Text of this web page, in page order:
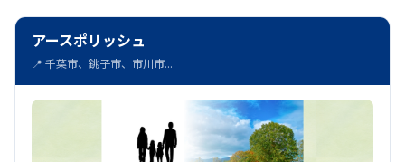
アースポリッシュ
📍 千葉市、銚子市、市川市...